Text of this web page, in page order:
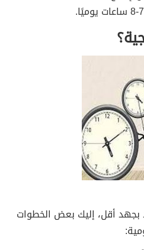
بجهد أقل، إليك بعض الخطوات